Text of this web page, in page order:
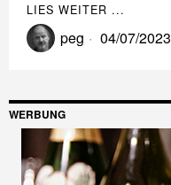
LIES WEITER ...
peg 04/07/2023
WERBUNG